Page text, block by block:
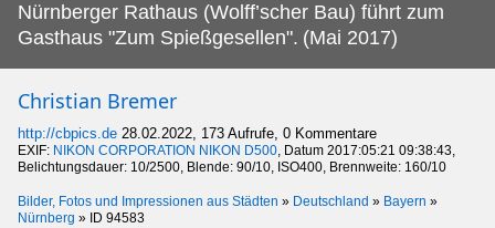
Nürnberger Rathaus (Wolff’scher Bau) führt zum
Gasthaus "Zum Spießgesellen". (Mai 2017)
Christian Bremer
http://cbpics.de 28.02.2022, 173 Aufrufe, 0 Kommentare
EXIF: NIKON CORPORATION NIKON D500, Datum 2017:05:21 09:38:43,
Belichtungsdauer: 10/2500, Blende: 90/10, ISO400, Brennweite: 160/10
Bilder, Fotos und Impressionen aus Städten » Deutschland » Bayern »
Nürnberg » ID 94583